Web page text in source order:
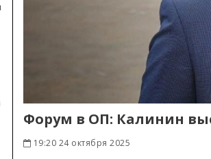
Форум в ОП: Калинин
19:20 24 октября 2025